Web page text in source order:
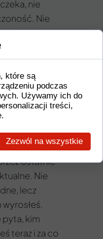
nie
Nie
on
pierwszy
przynieść
Możesz
życia
drzwi
a pewne
ostatnie
Nie
lecz
wyrosłeś.
pyta, kim
teraz i za co
które są
podczas
Używamy ich do
treści,
Zezwól na wszystkie